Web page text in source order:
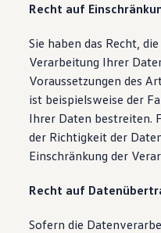
Recht auf
Sie haben das Recht,
Verarbeitung Ihrer
Voraussetzungen des
ist beispielsweise der
Ihrer Daten bestreiten.
der Richtigkeit der
Einschränkung der
Recht auf
Sofern die